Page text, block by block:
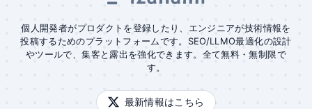
個人開発者がプロダクトを登録したり、エンジニアが技術情報を
投稿するためのプラットフォームです。SEO/LLMO最適化の設計
やツールで、集客と露出を強化できます。全て無料・無制限で
す。
最新情報はこちら